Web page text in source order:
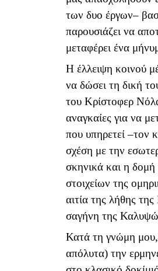
των δυο έργων–
παρουσιάζει να
μεταφέρει ένα
Η έλλειψη κοινού
να δώσει τη δική
του Κρίστοφερ
αναγκαίες για να
που υπηρετεί –τον
σχέση με την
σκηνικά και η
στοιχείων της
αιτία της λήθης
σαγήνη της
Κατά τη γνώμη μου,
απόλυτα) την